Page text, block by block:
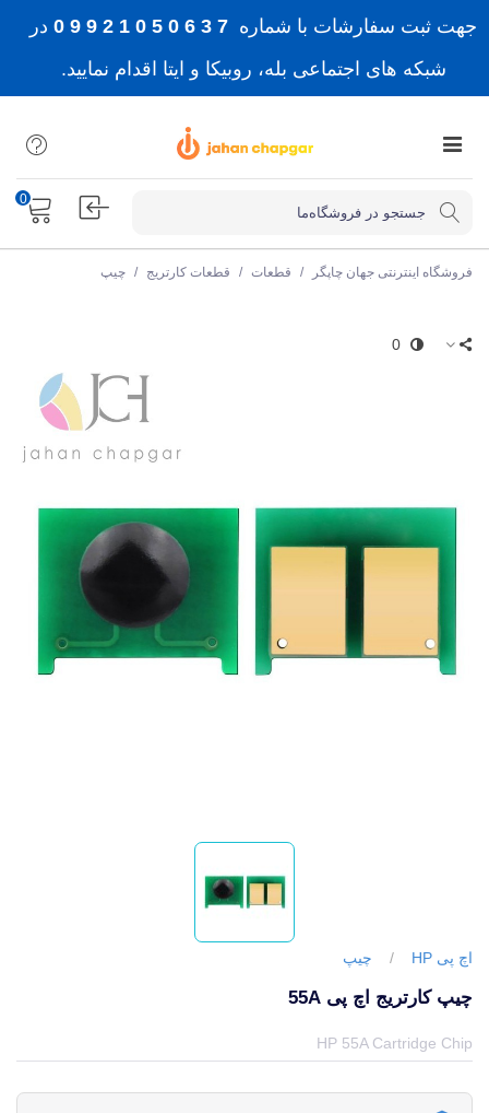
جهت ثبت سفارشات با شماره 7 3 6 0 5 0 1 2 9 9 0
در
شبکه های اجتماعی بله، روبیکا و ایتا اقدام نمایید.
0
فروشگاه اینترنتی جهان چاپگر / قطعات / قطعات کارتریج / چیپ
0
اچ پی HP / چیپ
چیپ کارتریج اچ پی 55A
HP 55A Cartridge Chip